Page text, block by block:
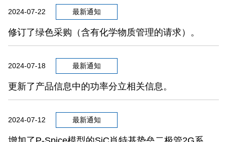
2024-07-22 最新通知
修订了绿色采购（含有化学物质管理的请求）。
2024-07-18 最新通知
更新了产品信息中的功率分立相关信息。
2024-07-12 最新通知